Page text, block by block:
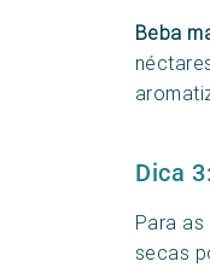
Beba
Dica
Para
secas